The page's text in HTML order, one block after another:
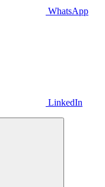
WhatsApp
LinkedIn